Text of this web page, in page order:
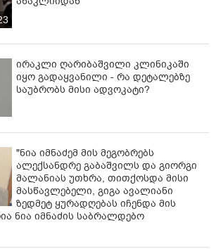
არჩევნებში
განვითარებისა და მოსახლეობის
განცხადებაში.
ირაკლი ღარიბაშვილი კლინიკაში
იყო გადაყვანილი - რა დეტალებზე
საუბრობს მისი ადვოკატი?
"ნია იმნაძემ მის მეგობრებს
ალექსანდრე გაბაშვილს და გიორგი
მალანიას უთხრა, თითქოსდა მისი
მასწავლებელი, გიგა ავალიანი
ზედმეტ ყურადღებას იჩენდა მის
ნია იმნაძის საბრალდებო